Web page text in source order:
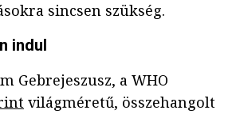
sincsen szükség.
indul
Gebrejeszusz, a WHO
világméretű, összehangolt